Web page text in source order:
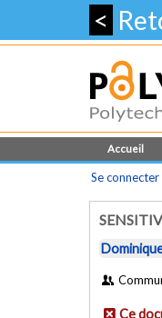
<
Accueil
Se connecter
Ce